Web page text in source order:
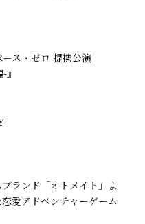
ス・ゼロ 提携公演
ランド「オトメイト」よ
愛アドベンチャーゲーム